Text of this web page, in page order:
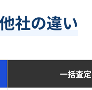
社の違い
一括査定